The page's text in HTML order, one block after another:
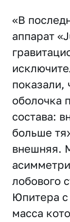
«В
аппарат
показали,
оболочка
состава:
больше
внешняя.
лобового
Юпитера
масса